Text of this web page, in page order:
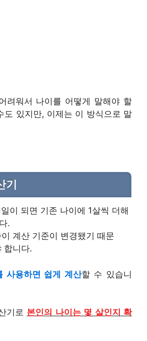
려워서 나이를 어떻게 말해야 할
도 있지만, 이제는 이 방식으로 말
기
이 되면 기존 나이에 1살씩 더해
.
계산 기준이 변경됐기 때문
합니다.
사용하면 쉽게 계산할 수 있습니
기로 본인의 나이는 몇 살인지 확